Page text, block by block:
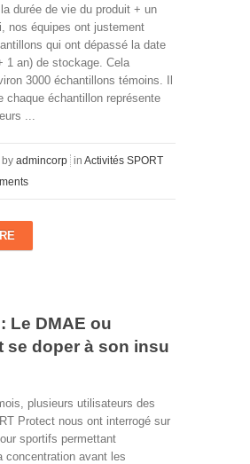
durée de vie du produit + un
nos équipes ont justement
qui ont dépassé la date
1 an) de stockage. Cela
3000 échantillons témoins. Il
chaque échantillon représente
...
by admincorp in Activités SPORT
Le DMAE ou
se doper à son insu
plusieurs utilisateurs des
Protect nous ont interrogé sur
sportifs permettant
concentration avant les